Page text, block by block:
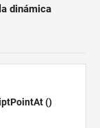
dinámica
()